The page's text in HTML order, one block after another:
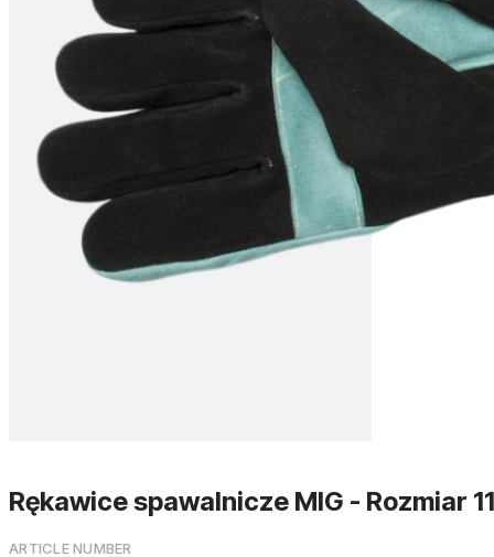
Rękawice spawalnicze MIG - Rozmiar 11